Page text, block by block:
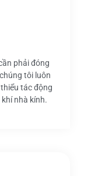
phải đóng
tôi luôn
tác động
nhà kính.